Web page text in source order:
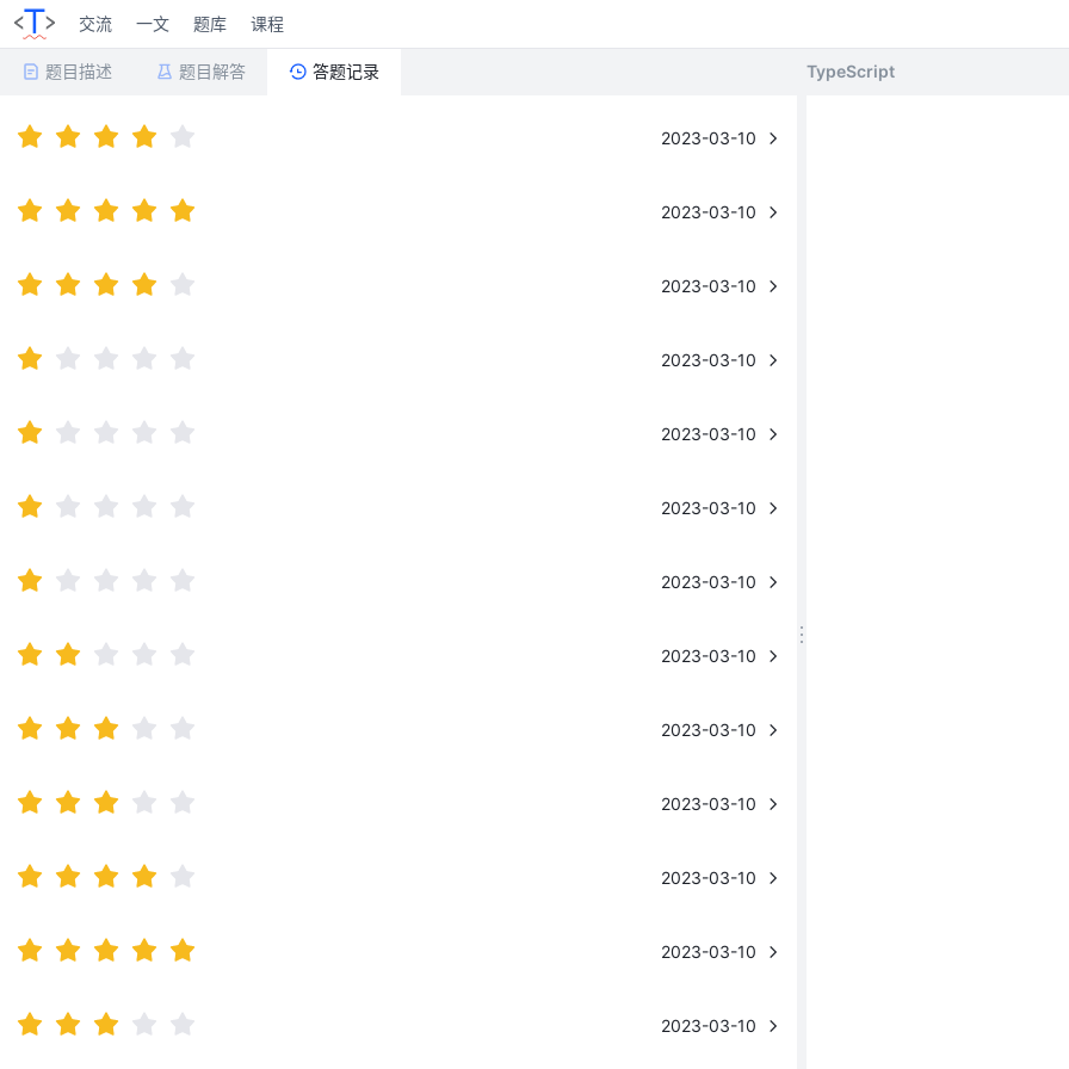
交流 一文 题库 课程
题目描述 题目解答 答题记录
2023-03-10
2023-03-10
2023-03-10
2023-03-10
2023-03-10
2023-03-10
2023-03-10
2023-03-10
2023-03-10
2023-03-10
2023-03-10
2023-03-10
2023-03-10
TypeScript